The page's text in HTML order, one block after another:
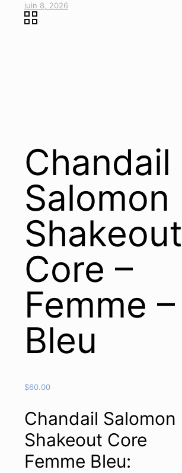
juin 8, 2026
Chandail
Salomon
Shakeout
Core –
Femme –
Bleu
$60.00
Chandail Salomon
Shakeout Core
Femme Bleu: